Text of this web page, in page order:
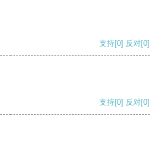
支持[0] 反对[0]
支持[0] 反对[0]